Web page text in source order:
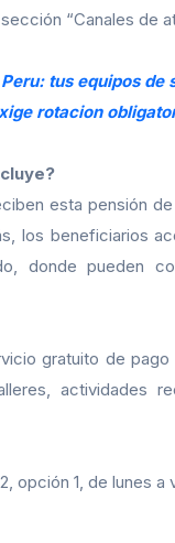
“Canales de
tus equipos de
rotacion
esta pensión
los beneficiarios
donde pueden
gratuito de
actividades
opción 1, de lunes